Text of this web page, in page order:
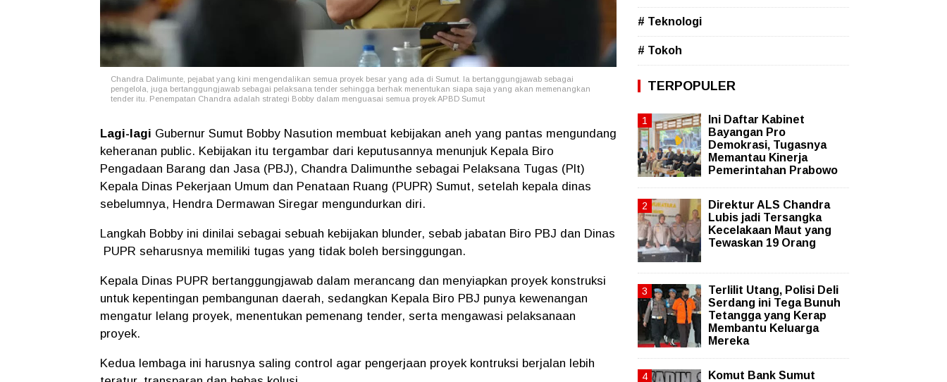
Chandra Dalimunte, pejabat yang kini mengendalikan semua proyek besar yang ada di Sumut. Ia bertanggungjawab sebagai
pengelola, juga bertanggungjawab sebagai pelaksana tender sehingga berhak menentukan siapa saja yang akan memenangkan
tender itu. Penempatan Chandra adalah strategi Bobby dalam menguasai semua proyek APBD Sumut
Lagi-lagi Gubernur Sumut Bobby Nasution membuat kebijakan aneh yang pantas mengundang
keheranan public. Kebijakan itu tergambar dari keputusannya menunjuk Kepala Biro
Pengadaan Barang dan Jasa (PBJ), Chandra Dalimunthe sebagai Pelaksana Tugas (Plt)
Kepala Dinas Pekerjaan Umum dan Penataan Ruang (PUPR) Sumut, setelah kepala dinas
sebelumnya, Hendra Dermawan Siregar mengundurkan diri.
Langkah Bobby ini dinilai sebagai sebuah kebijakan blunder, sebab jabatan Biro PBJ dan Dinas
PUPR seharusnya memiliki tugas yang tidak boleh bersinggungan.
Kepala Dinas PUPR bertanggungjawab dalam merancang dan menyiapkan proyek konstruksi
untuk kepentingan pembangunan daerah, sedangkan Kepala Biro PBJ punya kewenangan
mengatur lelang proyek, menentukan pemenang tender, serta mengawasi pelaksanaan
proyek.
Kedua lembaga ini harusnya saling control agar pengerjaan proyek kontruksi berjalan lebih
# Teknologi
# Tokoh
TERPOPULER
Ini Daftar Kabinet
Bayangan Pro
Demokrasi, Tugasnya
Memantau Kinerja
Pemerintahan Prabowo
Direktur ALS Chandra
Lubis jadi Tersangka
Kecelakaan Maut yang
Tewaskan 19 Orang
Terlilit Utang, Polisi Deli
Serdang ini Tega Bunuh
Tetangga yang Kerap
Membantu Keluarga
Mereka
Komut Bank Sumut